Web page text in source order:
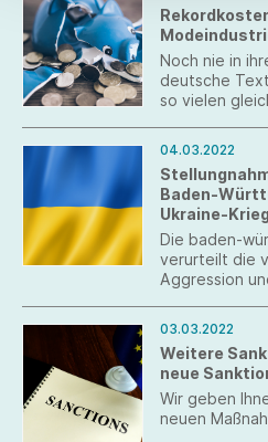
Noch nie in
deutsche
so vielen
04.03.2022
Baden-
Ukraine-Krieg
Die baden-
verurteilt die
Aggression
03.03.2022
Weitere
neue
Wir geben
neuen